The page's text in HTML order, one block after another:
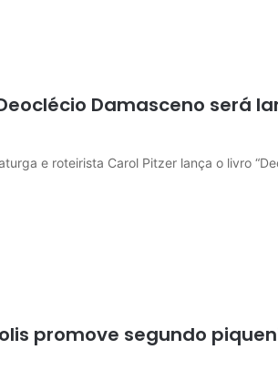
Damasceno será
e roteirista Carol Pitzer lança o livro
promove segundo